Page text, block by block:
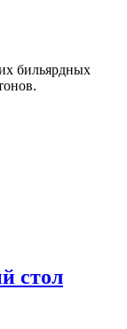
бильярдных
стол